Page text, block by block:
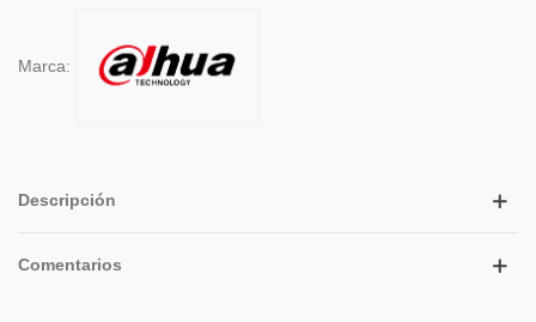
Marca:
Descripción
Comentarios